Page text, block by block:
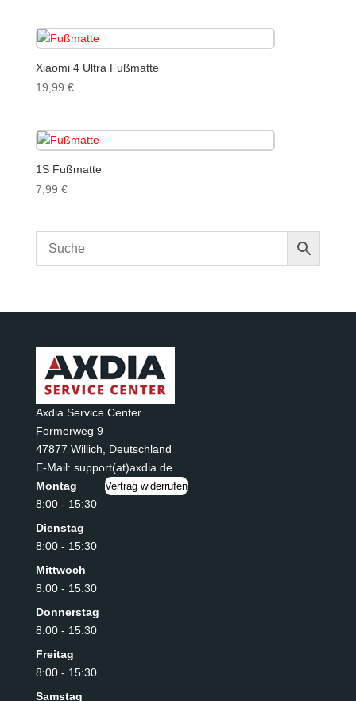
Xiaomi 4 Ultra Fußmatte
19,99 €
1S Fußmatte
7,99 €
Axdia Service Center
Formerweg 9
47877 Willich, Deutschland
E-Mail: support(at)axdia.de
Montag
8:00 - 15:30
Dienstag
8:00 - 15:30
Mittwoch
8:00 - 15:30
Donnerstag
8:00 - 15:30
Freitag
8:00 - 15:30
Samstag
Vertrag widerrufen